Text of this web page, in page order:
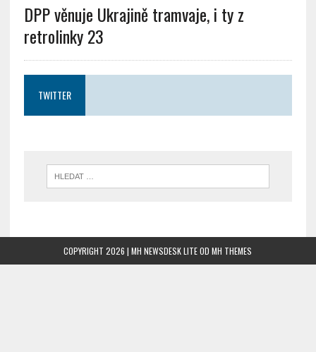
DPP věnuje Ukrajině tramvaje, i ty z
retrolinky 23
TWITTER
COPYRIGHT 2026 | MH NEWSDESK LITE ODMH THEMES